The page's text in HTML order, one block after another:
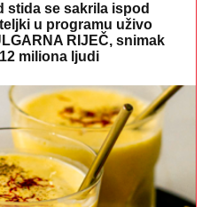
stida se sakrila ispod
u programu uživo
RIJEČ, snimak
miliona ljudi